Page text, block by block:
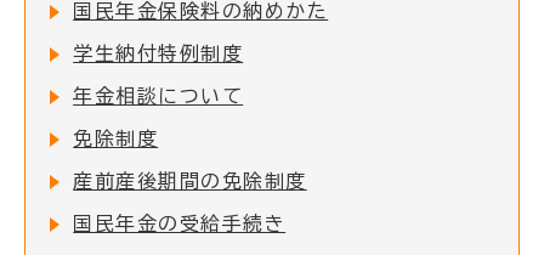
国民年金保険料の納めかた
学生納付特例制度
年金相談について
免除制度
産前産後期間の免除制度
国民年金の受給手続き